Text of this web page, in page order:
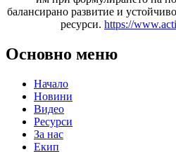
балансирано развитие и
ресурси. https://
Основно меню
Начало
Новини
Видео
Ресурси
За нас
Екип